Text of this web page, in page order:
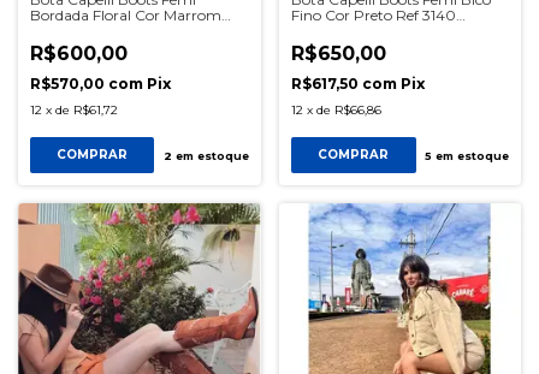
Bordada Floral Cor Marrom
R$600,00
R$570,00 com Pix
12 x de R$61,72
COMPRAR 2 em estoque
Fino Cor Preto Ref 3140
R$650,00
R$617,50 com Pix
12 x de R$66,86
COMPRAR 5 em estoque